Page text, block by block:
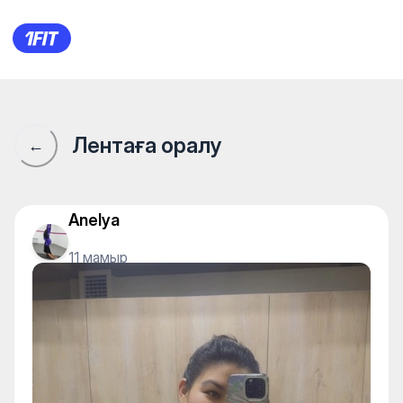
1Fit қауымдастығы · 1Fit
← Лентаға оралу
Anelya
11 мамыр